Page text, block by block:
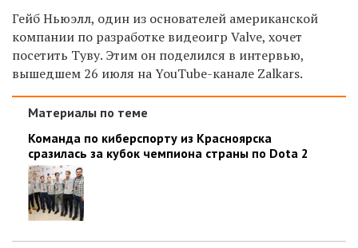
Гейб Ньюэлл, один из основателей американской
компании по разработке видеоигр Valve, хочет
посетить Туву. Этим он поделился в интервью,
вышедшем 26 июля на YouTube-канале Zalkars.
Материалы по теме
Команда по киберспорту из Красноярска
сразилась за кубок чемпиона страны по Dota 2